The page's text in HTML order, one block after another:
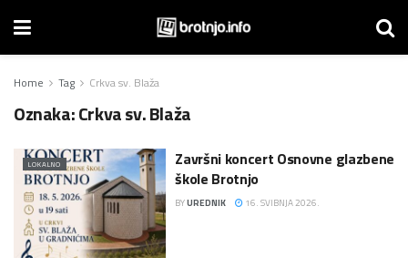
Home Tag Crkva sv. Blaža
Oznaka:Crkva sv. Blaža
LOKALNO
Završni koncert Osnovne glazbene
škole Brotnjo
BYUREDNIK 16. SVIBNJA 2026.